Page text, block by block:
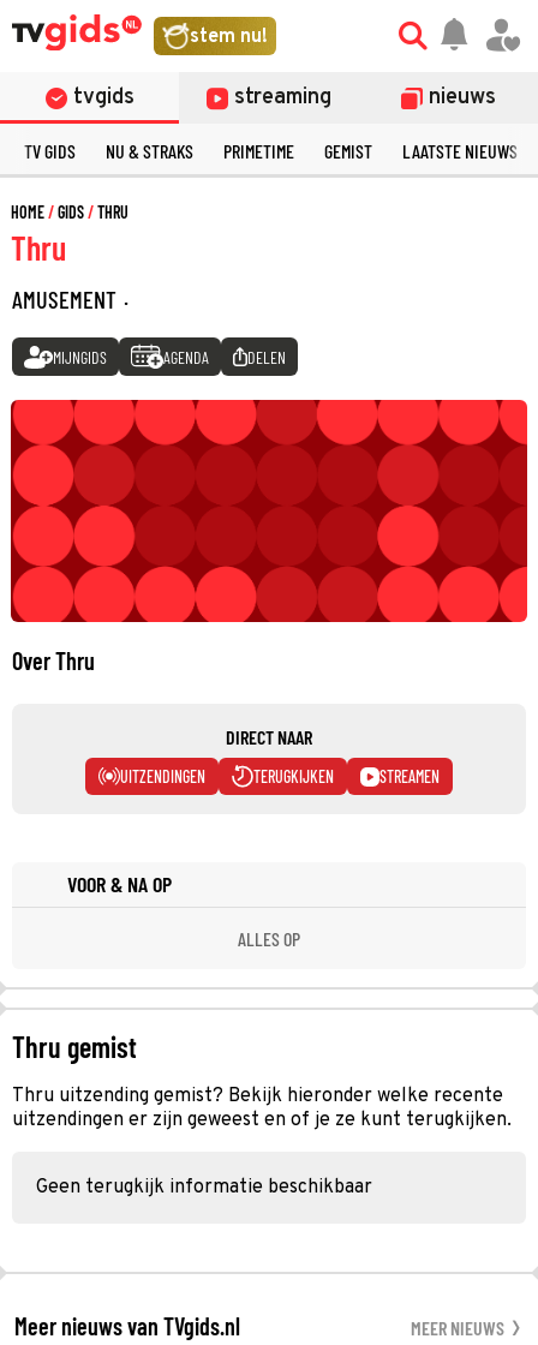
stem nu!
tvgids streaming nieuws
TV GIDS NU & STRAKS PRIMETIME GEMIST LAATSTE NIEUWS
HOME GIDS THRU
Thru
AMUSEMENT ·
MIJNGIDS AGENDA DELEN
Over Thru
DIRECT NAAR
UITZENDINGEN TERUGKIJKEN STREAMEN
VOOR & NA OP
ALLES OP
Thru gemist
Thru uitzending gemist? Bekijk hieronder welke recente
uitzendingen er zijn geweest en of je ze kunt terugkijken.
Geen terugkijk informatie beschikbaar
Meer nieuws van TVgids.nl MEER NIEUWS